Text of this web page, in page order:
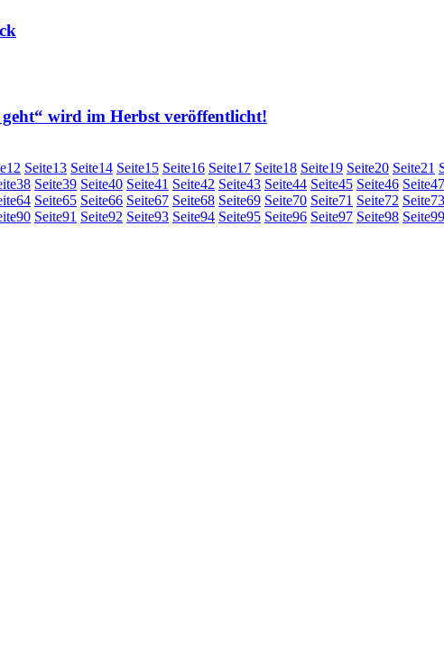
wird im Herbst veröffentlicht!
12 Seite13 Seite14 Seite15 Seite16 Seite17 Seite18 Seite19 Seite20 Seite21
38 Seite39 Seite40 Seite41 Seite42 Seite43 Seite44 Seite45 Seite46 Seite47
64 Seite65 Seite66 Seite67 Seite68 Seite69 Seite70 Seite71 Seite72 Seite73
90 Seite91 Seite92 Seite93 Seite94 Seite95 Seite96 Seite97 Seite98 Seite99